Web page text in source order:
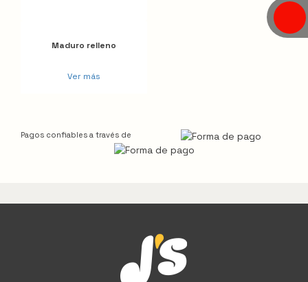
Maduro relleno
Ver más
Pagos confiables a través de